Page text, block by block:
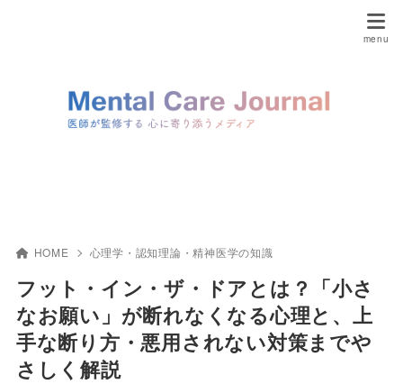
HOME 心理学・認知理論・精神医学の知識
フット・イン・ザ・ドアとは？「小さ
なお願い」が断れなくなる心理と、上
手な断り方・悪用されない対策までや
さしく解説